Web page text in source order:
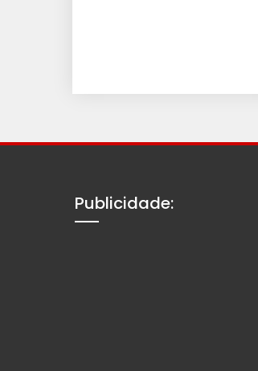
Publicidade: